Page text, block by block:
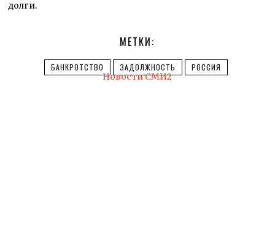
долги.
МЕТКИ:
БАНКРОТСТВО ЗАДОЛЖНОСТЬ РОССИЯ
Новости СМИ2